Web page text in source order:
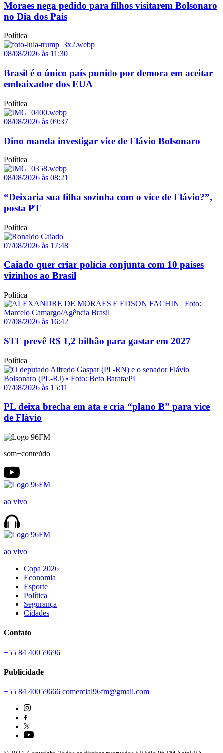
Moraes nega pedido para filhos visitarem Bolsonaro
no Dia dos Pais
Política
08/08/2026 às 11:30
Brasil é o único país punido por demora em aceitar
embaixador dos EUA
Política
08/08/2026 às 09:37
Dino manda investigar vice de Flávio Bolsonaro
Política
08/08/2026 às 08:21
“Deixaria sua filha sozinha com o vice de Flávio?”,
posta PT
Política
07/08/2026 às 17:48
Caiado quer criar polícia conjunta com 10 países
vizinhos ao Brasil
Política
07/08/2026 às 16:42
STF prevê R$ 1,2 bilhão para gastar em 2027
Política
07/08/2026 às 15:11
PL deixa brecha em ata e cria “plano B” para vice
de Flávio
som+conteúdo
ao vivo
ao vivo
Copa 2026
Economia
Esporte
Política
Segurança
Cidades
Contato
+55 84 40059696
Publicidade
+55 84 40059666 comercial96fm@gmail.com